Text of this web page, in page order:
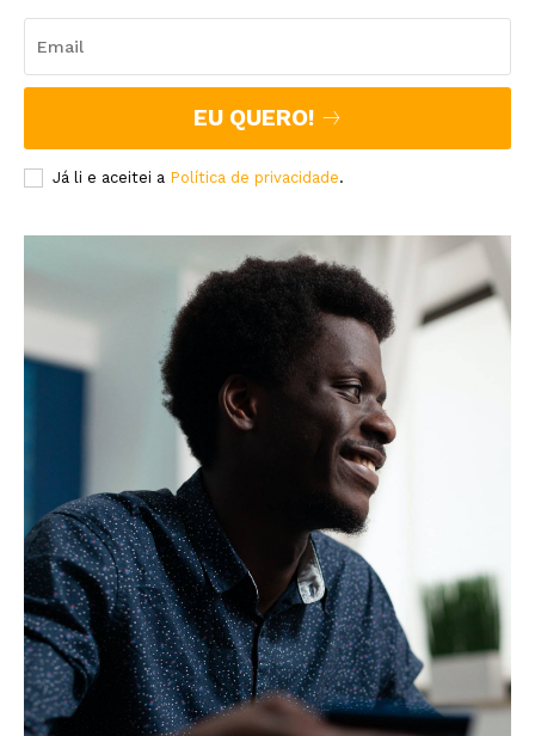
EU QUERO!
Já li e aceitei a Política de privacidade.